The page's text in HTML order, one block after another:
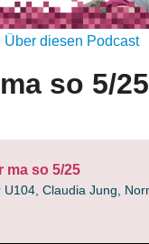
Über diesen Podcast
so 5/25
ma so 5/25